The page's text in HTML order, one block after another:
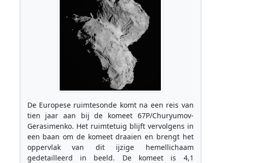
De Europese ruimtesonde komt na een reis van
tien jaar aan bij de komeet 67P/Churyumov-
Gerasimenko. Het ruimtetuig blijft vervolgens in
een baan om de komeet draaien en brengt het
oppervlak van dit ijzige hemellichaam
gedetailleerd in beeld. De komeet is 4,1